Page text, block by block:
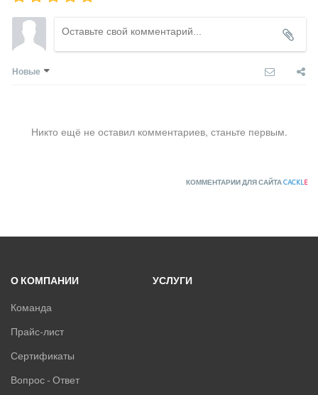
Новые
Никто ещё не оставил комментариев, станьте первым.
КОММЕНТАРИИ ДЛЯ САЙТАCACKLE
О КОМПАНИИ
Команда
Прайс-лист
Сертификаты
Вопрос - Ответ
УСЛУГИ